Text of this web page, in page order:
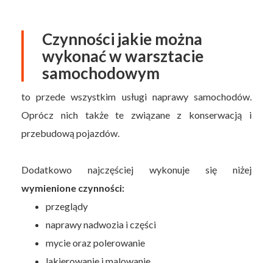
Czynności jakie można
wykonać w warsztacie
samochodowym
to przede wszystkim usługi naprawy samochodów.
Oprócz nich także te związane z konserwacją i
przebudową pojazdów.
Dodatkowo najczęściej wykonuje się niżej
wymienione czynności:
przeglądy
naprawy nadwozia i części
mycie oraz polerowanie